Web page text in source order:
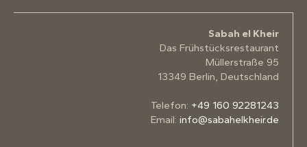
Sabah el Kheir
Das Frühstücksrestaurant
Müllerstraße 95
13349 Berlin, Deutschland
Telefon: +49 160 92281243
Email: info@sabahelkheir.de